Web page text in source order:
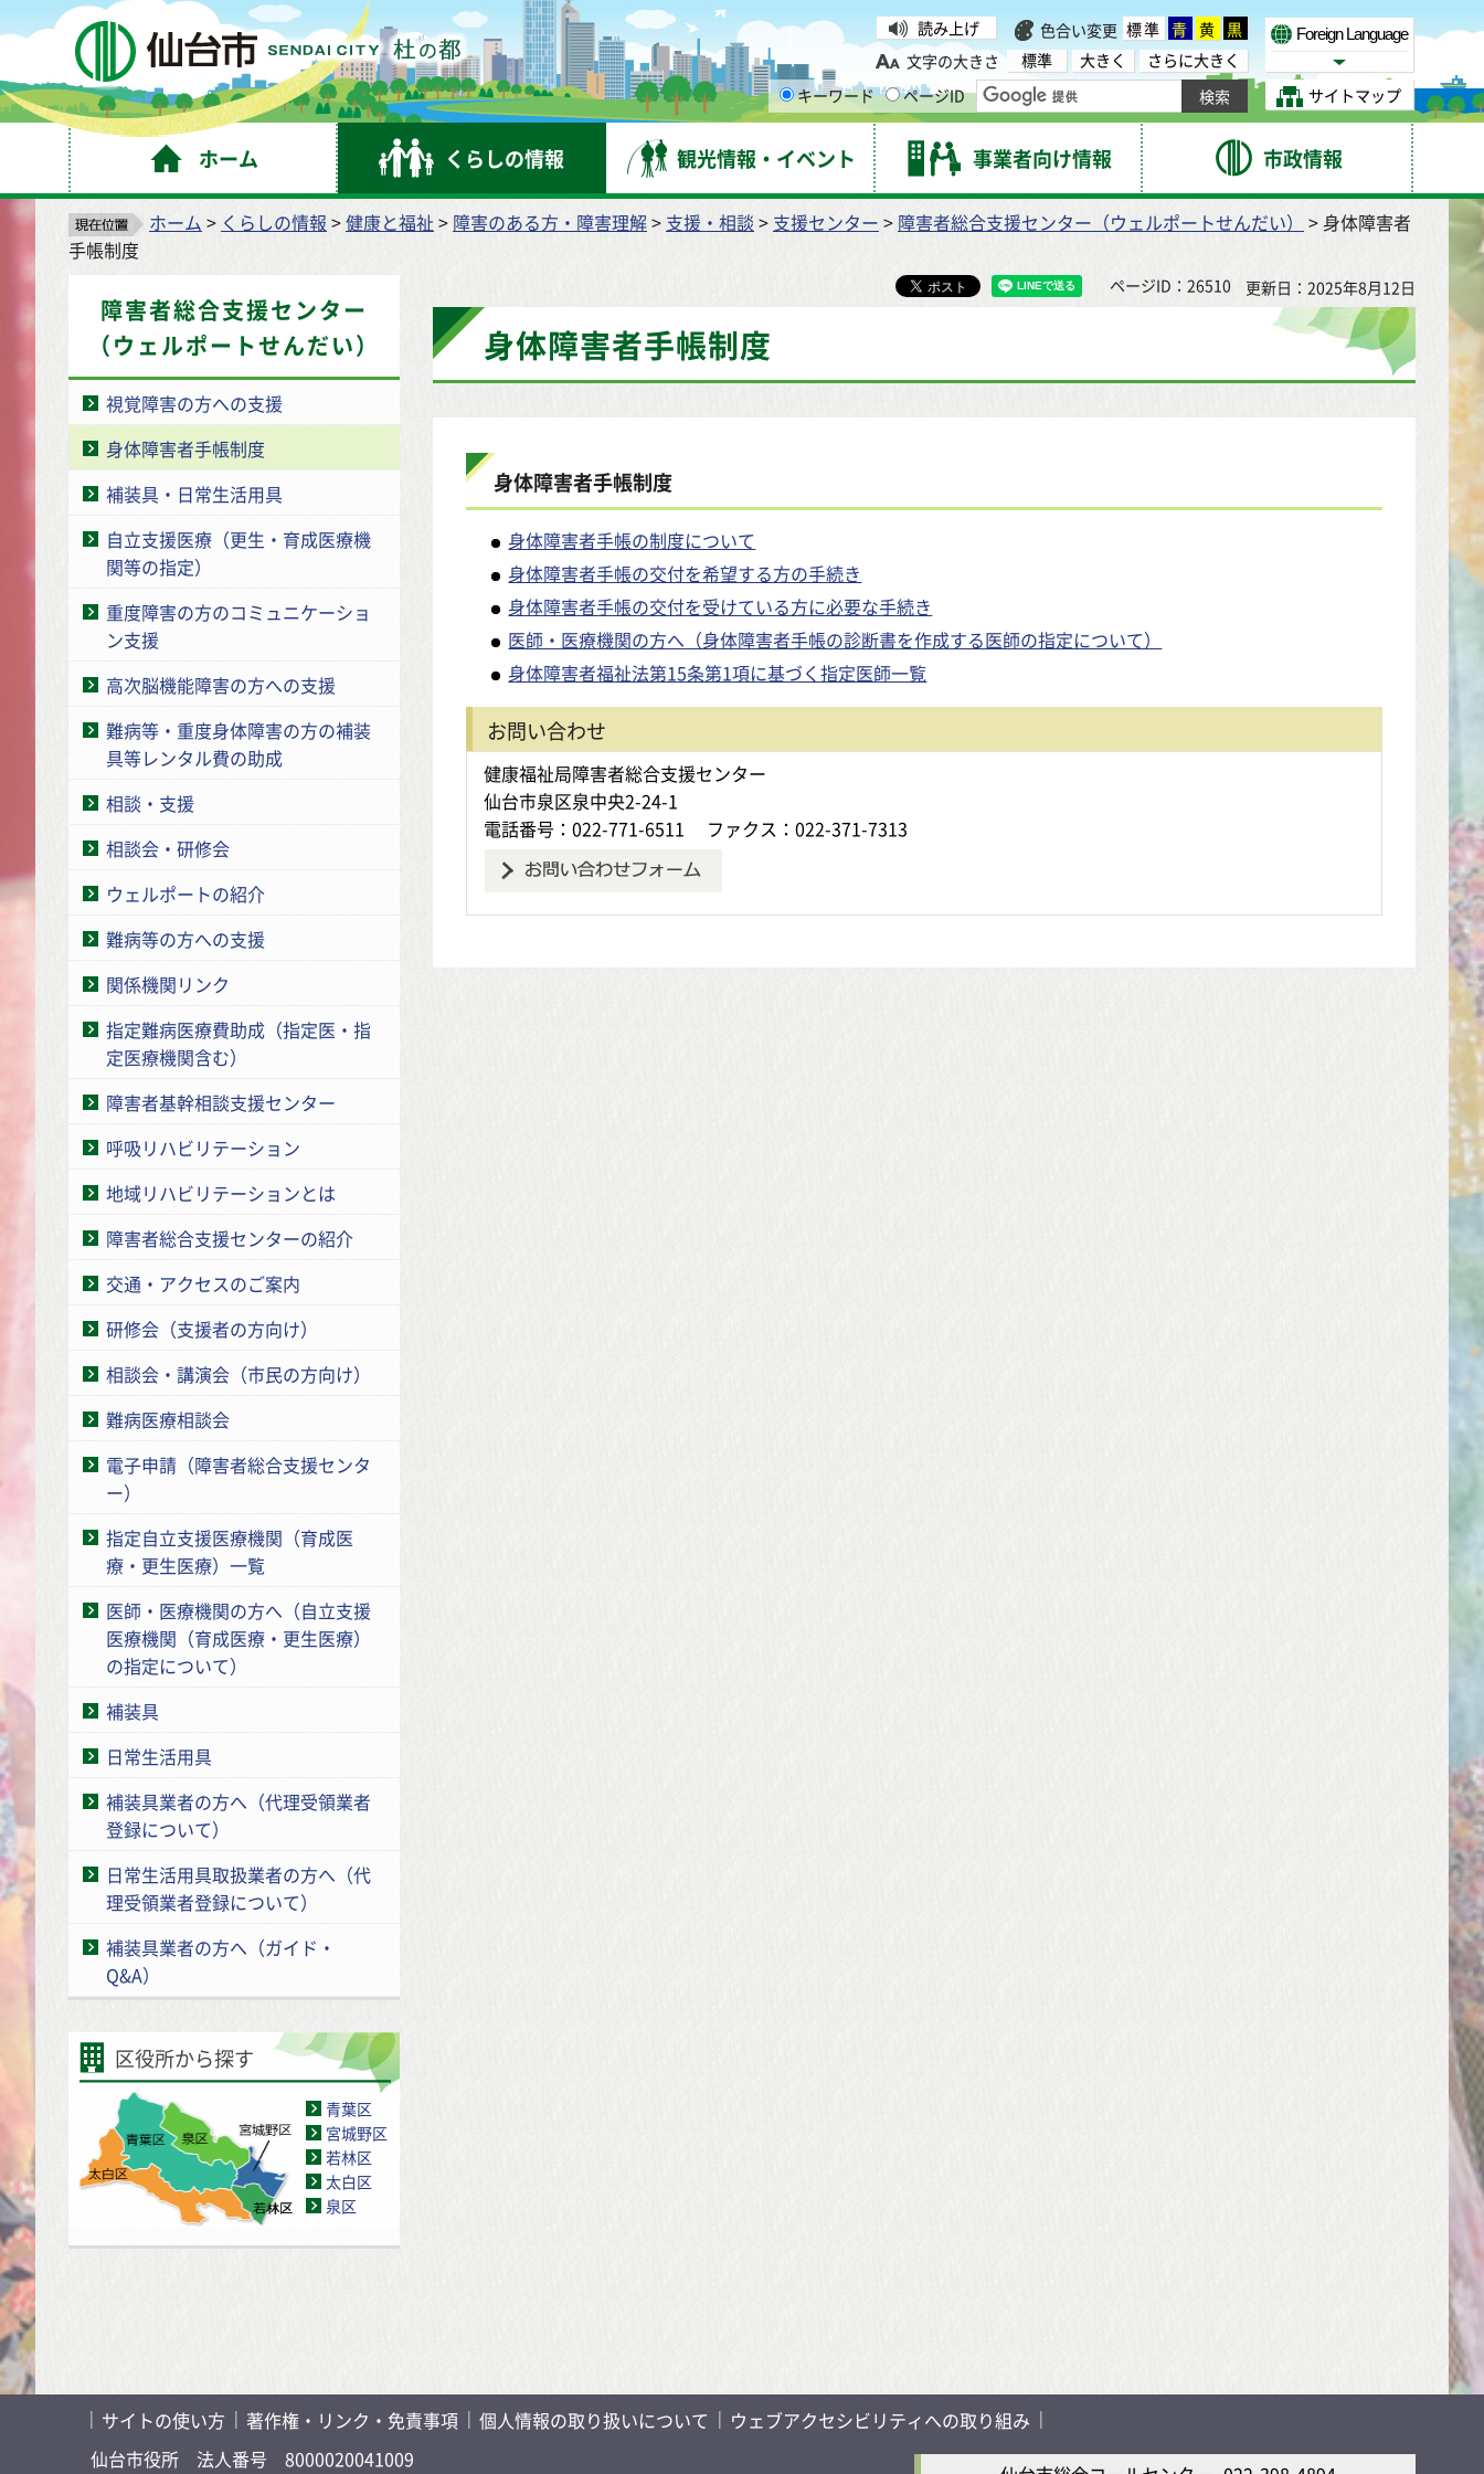
仙台市 読み上げ 色合い変更 標準 青 黄 黒
文字の大きさ
標準 大きく
さらに大きく
キーワード
ページID
Foreign Language
Select Language
サイトマップ
ホーム くらしの情報 観光情報・イベント 事業者向け情報 市政情報
ホーム > くらしの情報 >健康と福祉 > 障害のある方・障害理解> 支援・相談 > 支援センター > 障害者総合支援センター（ウェルポートせんだい）
> 身体障害者
手帳制度
障害者総合支援センター
（ウェルポートせんだい）
視覚障害の方への支援
身体障害者手帳制度
補装具・日常生活用具
自立支援医療（更生・育成医療機
関等の指定）
重度障害の方のコミュニケーショ
ン支援
高次脳機能障害の方への支援
難病等・重度身体障害の方の補装
具等レンタル費の助成
相談・支援
相談会・研修会
ウェルポートの紹介
難病等の方への支援
関係機関リンク
指定難病医療費助成（指定医・指
定医療機関含む）
障害者基幹相談支援センター
呼吸リハビリテーション
地域リハビリテーションとは
障害者総合支援センターの紹介
交通・アクセスのご案内
研修会（支援者の方向け）
相談会・講演会（市民の方向け）
難病医療相談会
電子申請（障害者総合支援センタ
ー）
指定自立支援医療機関（育成医
療・更生医療）一覧
医師・医療機関の方へ（自立支援
医療機関（育成医療・更生医療）
の指定について）
補装具
日常生活用具
補装具業者の方へ（代理受領業者
登録について）
日常生活用具取扱業者の方へ（代
理受領業者登録について）
補装具業者の方へ（ガイド・
Q&A）
区役所から探す
青葉区
宮城野区
若林区
太白区
泉区
ページID：26510 更新日：2025年8月12日
身体障害者手帳制度
身体障害者手帳制度
身体障害者手帳の制度について
身体障害者手帳の交付を希望する方の手続き
身体障害者手帳の交付を受けている方に必要な手続き
医師・医療機関の方へ（身体障害者手帳の診断書を作成する医師の指定について）
身体障害者福祉法第15条第1項に基づく指定医師一覧
お問い合わせ
健康福祉局障害者総合支援センター
仙台市泉区泉中央2-24-1
電話番号：022-771-6511
ファクス：022-371-7313
サイトの使い方 著作権・リンク・免責事項 個人情報の取り扱いについて
ウェブアクセシビリティへの取り組み
仙台市役所 法人番号 8000020041009